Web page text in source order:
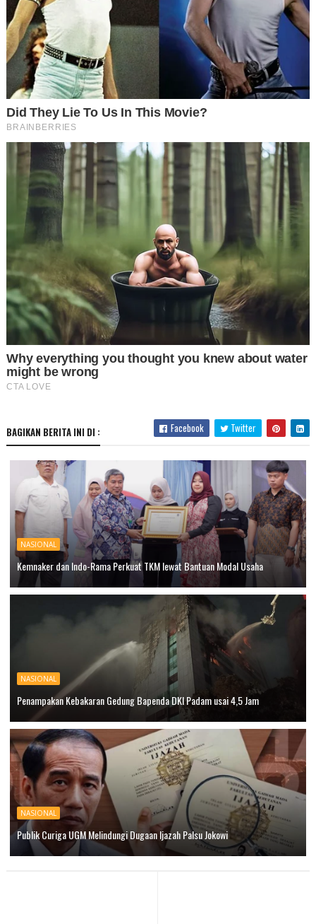
BAGIKAN BERITA INI DI : Facebook Twitter
NASIONAL
Kemnaker dan Indo-Rama Perkuat TKM lewat Bantuan Modal Usaha
NASIONAL
Penampakan Kebakaran Gedung Bapenda DKI Padam usai 4,5 Jam
NASIONAL
Publik Curiga UGM Melindungi Dugaan Ijazah Palsu Jokowi